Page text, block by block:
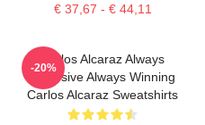
€ 37,67 - € 44,11
Carlos Alcaraz Always
Explosive Always Winning
Carlos Alcaraz Sweatshirts
-20%